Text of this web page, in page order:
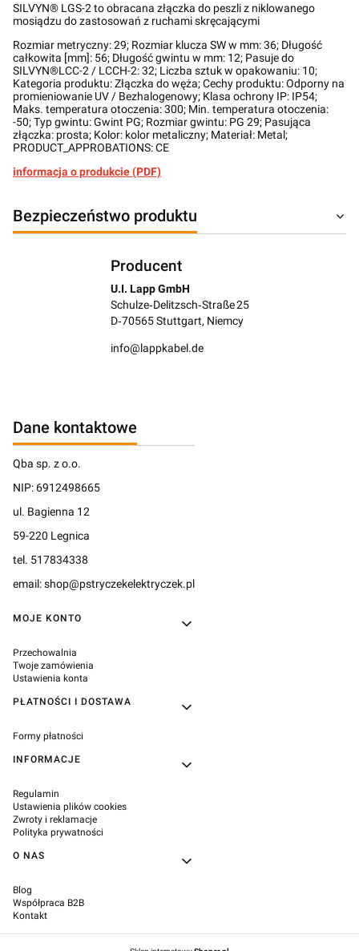
SILVYN® LGS-2 to obracana złączka do peszli z niklowanego
mosiądzu do zastosowań z ruchami skręcającymi
Rozmiar metryczny: 29; Rozmiar klucza SW w mm: 36; Długość
całkowita [mm]: 56; Długość gwintu w mm: 12; Pasuje do
SILVYN®LCC-2 / LCCH-2: 32; Liczba sztuk w opakowaniu: 10;
Kategoria produktu: Złączka do węża; Cechy produktu: Odporny na
promieniowanie UV / Bezhalogenowy; Klasa ochrony IP: IP54;
Maks. temperatura otoczenia: 300; Min. temperatura otoczenia:
-50; Typ gwintu: Gwint PG; Rozmiar gwintu: PG 29; Pasująca
złączka: prosta; Kolor: kolor metaliczny; Materiał: Metal;
PRODUCT_APPROBATIONS: CE
informacja o produkcie (PDF)
Bezpieczeństwo produktu
Producent
U.I. Lapp GmbH
Schulze‑Delitzsch‑Straße 25
D‑70565 Stuttgart, Niemcy
info@lappkabel.de
Dane kontaktowe
Qba sp. z o.o.
NIP: 6912498665
ul. Bagienna 12
59-220 Legnica
tel. 517834338
email: shop@pstryczekelektryczek.pl
Linki w stopce
MOJE KONTO
Przechowalnia
Twoje zamówienia
Ustawienia konta
PŁATNOŚCI I DOSTAWA
Formy płatności
INFORMACJE
Regulamin
Ustawienia plików cookies
Zwroty i reklamacje
Polityka prywatności
O NAS
Blog
Współpraca B2B
Kontakt